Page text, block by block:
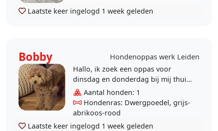
Laatste keer ingelogd 1 week geleden
Bobby
Hondenoppas werk Leiden
Hallo, ik zoek een oppas voor
dinsdag en donderdag bij mij thuis
om op de 9 maanden oude
dwergpoedel Bobby te passen. Wie
heeft er interes..
Aantal honden: 1
Hondenras: Dwergpoedel, grijs-
abrikoos-rood
Laatste keer ingelogd 1 week geleden